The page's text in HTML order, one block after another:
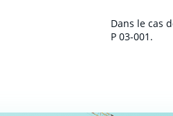
Dans le cas
P 03-001.